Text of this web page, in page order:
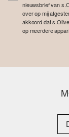
nieuwsbrief van
over op mij
akkoord dat
op meerdere